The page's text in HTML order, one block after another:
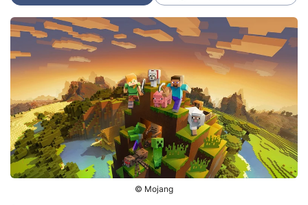
© Mojang